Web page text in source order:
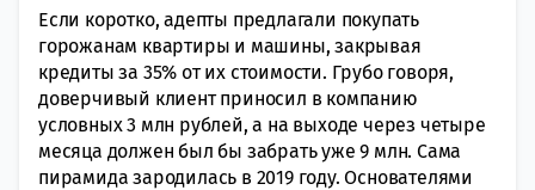
Если коротко, адепты предлагали покупать
горожанам квартиры и машины, закрывая
кредиты за 35% от их стоимости. Грубо говоря,
доверчивый клиент приносил в компанию
условных 3 млн рублей, а на выходе через четыре
месяца должен был бы забрать уже 9 млн. Сама
пирамида зародилась в 2019 году. Основателями